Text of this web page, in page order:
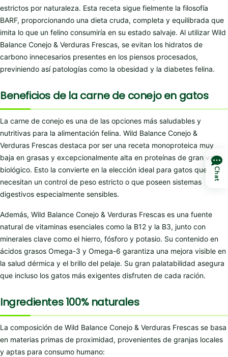
estrictos por naturaleza. Esta receta sigue fielmente la filosofía
BARF, proporcionando una dieta cruda, completa y equilibrada que
imita lo que un felino consumiría en su estado salvaje. Al utilizar Wild
Balance Conejo & Verduras Frescas, se evitan los hidratos de
carbono innecesarios presentes en los piensos procesados,
previniendo así patologías como la obesidad y la diabetes felina.
Beneficios de la carne de conejo en gatos
La carne de conejo es una de las opciones más saludables y
nutritivas para la alimentación felina. Wild Balance Conejo &
Verduras Frescas destaca por ser una receta monoproteica muy
baja en grasas y excepcionalmente alta en proteínas de gran valor
biológico. Esto la convierte en la elección ideal para gatos que
necesitan un control de peso estricto o que poseen sistemas
digestivos especialmente sensibles.
Además, Wild Balance Conejo & Verduras Frescas es una fuente
natural de vitaminas esenciales como la B12 y la B3, junto con
minerales clave como el hierro, fósforo y potasio. Su contenido en
ácidos grasos Omega-3 y Omega-6 garantiza una mejora visible en
la salud dérmica y el brillo del pelaje. Su gran palatabilidad asegura
que incluso los gatos más exigentes disfruten de cada ración.
Ingredientes 100% naturales
La composición de Wild Balance Conejo & Verduras Frescas se basa
en materias primas de proximidad, provenientes de granjas locales
y aptas para consumo humano:
Chat